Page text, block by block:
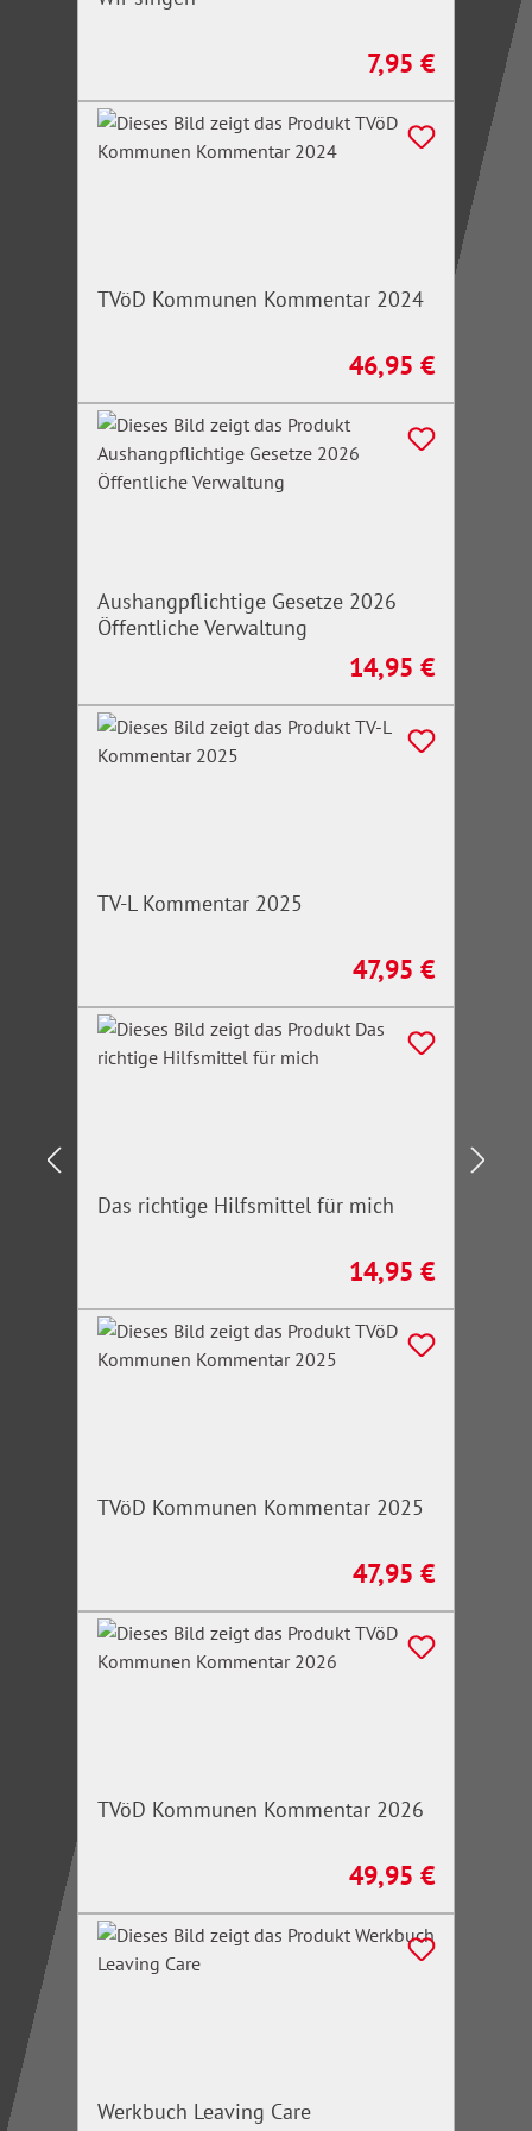
Regulärer Preis:
7,95 €
TVöD Kommunen Kommentar 2024
Regulärer Preis:
46,95 €
Aushangpflichtige Gesetze 2026
Öffentliche Verwaltung
Regulärer Preis:
14,95 €
TV-L Kommentar 2025
Regulärer Preis:
47,95 €
Das richtige Hilfsmittel für mich
Regulärer Preis:
14,95 €
TVöD Kommunen Kommentar 2025
Regulärer Preis:
47,95 €
TVöD Kommunen Kommentar 2026
Regulärer Preis:
49,95 €
Werkbuch Leaving Care